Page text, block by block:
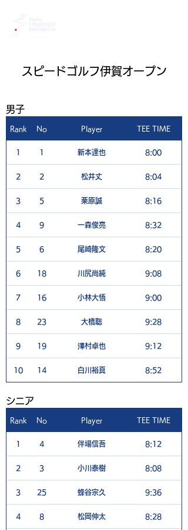
スピードゴルフ伊賀オープン
男子
Rank No Player TEE TIME
1 1 新本達也 8:00
2 2 松井丈 8:04
3 5 栗原誠 8:16
4 9 一森俊亮 8:32
5 6 尾崎隆文 8:20
6 18 川尻尚純 9:08
7 16 小林大悟 9:00
8 23 大橋聡 9:28
9 19 澤村卓也 9:12
10 14 白川裕真 8:52
​シニア
Rank No Player TEE TIME
1 4 伴場信吾 8:12
2 3 小川泰樹 8:08
3 25 蜂谷宗久 9:36
4 8 松岡伸太 8:28